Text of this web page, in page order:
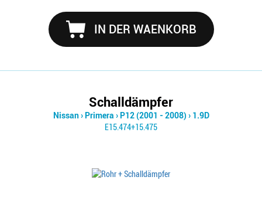
IN DER WAENKORB
Schalldämpfer
Nissan› Primera › P12 (2001 - 2008) › 1.9D
E15.474+15.475